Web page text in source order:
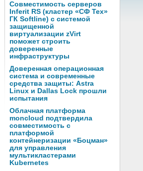
Совместимость серверов
Inferit RS (кластер «СФ Тех»
ГК Softline) с системой
защищенной
виртуализации zVirt
поможет строить
доверенные
инфраструктуры
Доверенная операционная
система и современные
средства защиты: Astra
Linux и Dallas Lock прошли
испытания
Облачная платформа
moncloud подтвердила
совместимость с
платформой
контейнеризации «Боцман»
для управления
мультикластерами
Kubernetes